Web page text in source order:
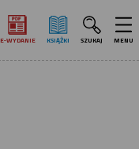
E‑WYDANIE KSIĄŻKI SZUKAJ MENU